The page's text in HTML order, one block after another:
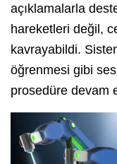
açıklamalarla
hareketleri değil,
kavrayabildi.
öğrenmesi gibi
prosedüre devam